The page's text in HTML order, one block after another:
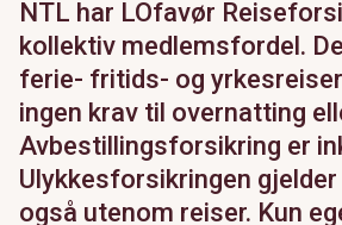
NTL har LOfavør
kollektiv medlemsfordel.
ferie- fritids- og
ingen krav til overnatting
Avbestillingsforsikring er
Ulykkesforsikringen
også utenom reiser. Kun